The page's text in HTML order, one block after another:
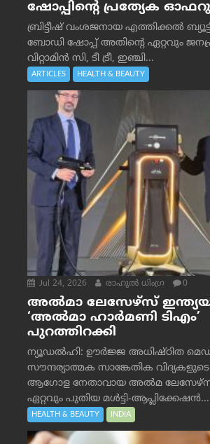
ഷോപ്പിന്റെ പ്രത്യേക
ബ്രിട്ടീഷ് വംശജനായ എത്തിക്കൽ
ബോഡി ഷോപ്പ് അതിന്റെ ഏറ്റവും
വിറ്റാമിൻ സി, ടീ ട്രീ, ഇഞ്ചി...
ARTICLES HEALTH & BEAUTY
Jul 24, 2026 രാഹുല്‍ ധിംഗ്ര 0
അൽമാ ലേസേഴ്സ്
‘അൽമാ ഹാർമണി ടിഎം’
പുറത്തിറക്കി
ന്യൂഡൽഹി: ഊർജ്ജ അധിഷ്ഠിത
സൗന്ദര്യാത്മക സാങ്കേതിക
ആഗോള നേതാവായ അൽമ
ഏറ്റവും പുതിയ മൾട്ടി-ആപ്ലിക്കേഷൻ...
HEALTH & BEAUTY INDIA